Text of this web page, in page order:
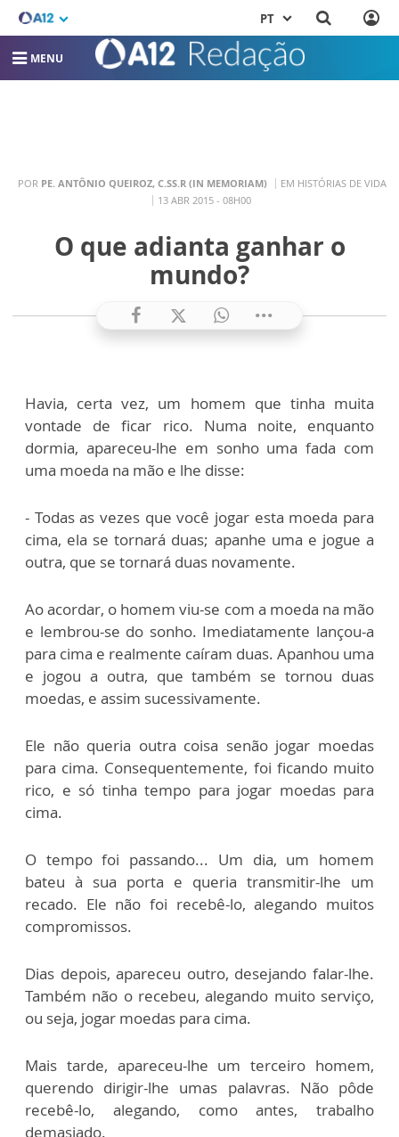
PT
MENU
POR PE. ANTÔNIO QUEIROZ, C.SS.R (IN MEMORIAM)
EM HISTÓRIAS DE VIDA
13 ABR 2015 - 08H00
O que adianta ganhar o
mundo?
Havia, certa vez, um homem que tinha muita
vontade de ficar rico. Numa noite, enquanto
dormia, apareceu-lhe em sonho uma fada com
uma moeda na mão e lhe disse:
- Todas as vezes que você jogar esta moeda para
cima, ela se tornará duas; apanhe uma e jogue a
outra, que se tornará duas novamente.
Ao acordar, o homem viu-se com a moeda na mão
e lembrou-se do sonho. Imediatamente lançou-a
para cima e realmente caíram duas. Apanhou uma
e jogou a outra, que também se tornou duas
moedas, e assim sucessivamente.
Ele não queria outra coisa senão jogar moedas
para cima. Consequentemente, foi ficando muito
rico, e só tinha tempo para jogar moedas para
cima.
O tempo foi passando... Um dia, um homem
bateu à sua porta e queria transmitir-lhe um
recado. Ele não foi recebê-lo, alegando muitos
compromissos.
Dias depois, apareceu outro, desejando falar-lhe.
Também não o recebeu, alegando muito serviço,
ou seja, jogar moedas para cima.
Mais tarde, apareceu-lhe um terceiro homem,
querendo dirigir-lhe umas palavras. Não pôde
recebê-lo, alegando, como antes, trabalho
demasiado.